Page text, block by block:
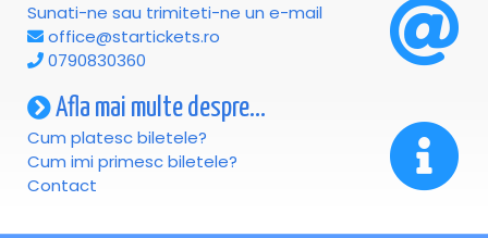
Sunati-ne sau trimiteti-ne un e-mail
office@startickets.ro
0790830360
Afla mai multe despre...
Cum platesc biletele?
Cum imi primesc biletele?
Contact